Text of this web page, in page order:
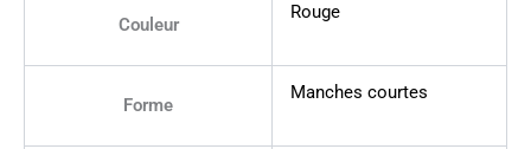
Couleur
Rouge
Forme
Manches courtes